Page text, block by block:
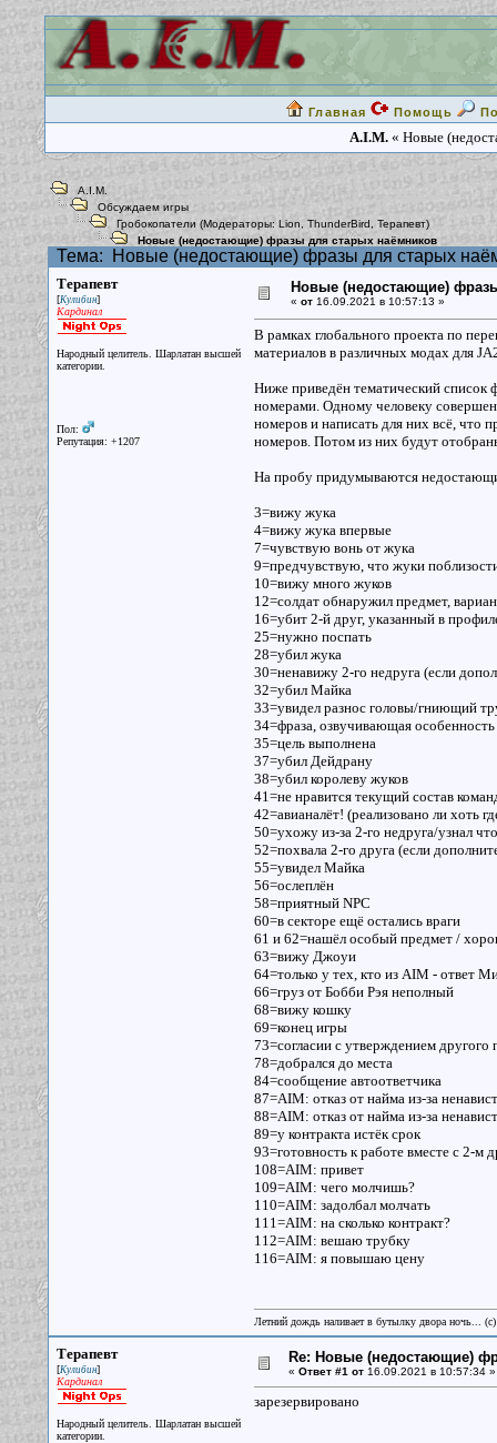
Главная Помощь
A.I.M. « Новые
A.I.M.
Обсуждаем игры
Гробокопатели (Модераторы: Lion ,ThunderBird Терапевт)
Новые (недостающие) фразы для старых наёмников
Тема: Новые (недостающие) фразы для старых
Терапевт
[Кулибин]
Кардинал
Народный целитель. Шарлатан высшей
категории.
Пол:
Репутация: +1207
Новые (недостающие)
« от16.09.2021 в 10:57:13 »
В рамках глобального проекта по
материалов в различных модах для
Ниже приведён тематический
номерами. Одному человеку
номеров и написать для них всё, что
номеров. Потом из них будут
На пробу придумываются
3=вижу жука
4=вижу жука впервые
7=чувствую вонь от жука
9=предчувствую, что жуки
10=вижу много жуков
12=солдат обнаружил предмет,
16=убит 2-й друг, указанный в
25=нужно поспать
28=убил жука
30=ненавижу 2-го недруга (если
32=убил Майка
33=увидел разнос головы/гниющий
34=фраза, озвучивающая
35=цель выполнена
37=убил Дейдрану
38=убил королеву жуков
41=не нравится текущий состав
42=авианалёт! (реализовано ли хоть
50=ухожу из-за 2-го недруга/узнал
52=похвала 2-го друга (если
55=увидел Майка
56=ослеплён
58=приятный NPC
60=в секторе ещё остались враги
61 и 62=нашёл особый предмет /
63=вижу Джоуи
64=только у тех, кто из AIM - ответ
66=груз от Бобби Рэя неполный
68=вижу кошку
69=конец игры
73=согласии с утверждением другого
78=добрался до места
84=сообщение автоответчика
87=AIM: отказ от найма из-за
88=AIM: отказ от найма из-за
89=у контракта истёк срок
93=готовность к работе вместе с 2-м
108=AIM: привет
109=AIM: чего молчишь?
110=AIM: задолбал молчать
111=AIM: на сколько контракт?
112=AIM: вешаю трубку
116=AIM: я повышаю цену
Летний дождь наливает в бутылку двора ночь...
Терапевт
[Кулибин]
Кардинал
Народный целитель. Шарлатан высшей
категории.
Re: Новые (недостающие)
« Ответ #1 от16.09.2021 в 10:57:34 »
зарезервировано